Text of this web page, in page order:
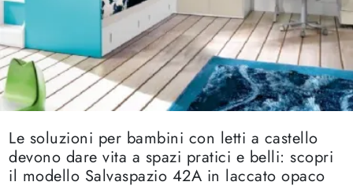
Le soluzioni per bambini con letti a castello
devono dare vita a spazi pratici e belli: scopri
il modello Salvaspazio 42A in laccato opaco